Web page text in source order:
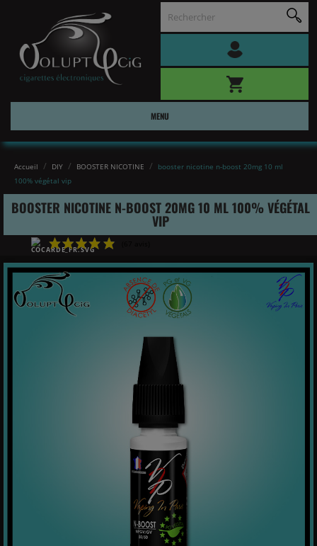
MENU
Accueil DIY BOOSTER NICOTINE
booster nicotine n-boost 20mg 10 ml
100% végétal vip
BOOSTER NICOTINE N-BOOST 20MG 10 ML 100% VÉGÉTAL
VIP
(67 avis)